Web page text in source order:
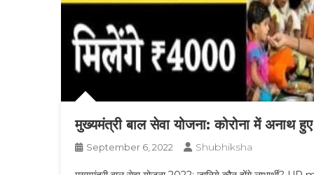
मुख्यमंत्री बाल सेवा योजना: कोरोना में अनाथ
September 6, 2022 Shubhiksha